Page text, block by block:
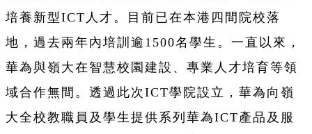
培養新型ICT人才。目前已在本港四間院校落
地，過去兩年內培訓逾1500名學生。一直以來，
華為與嶺大在智慧校園建設、專業人才培育等領
域合作無間。透過此次ICT學院設立，華為向嶺
大全校教職員及學生提供系列華為ICT產品及服